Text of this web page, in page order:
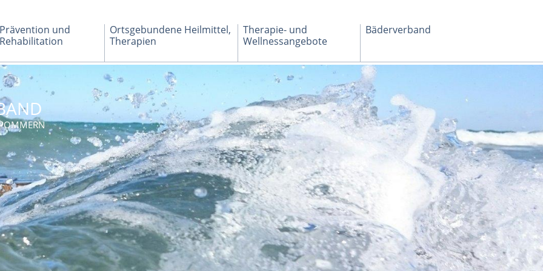
Prävention und
Rehabilitation
Ortsgebundene Heilmittel,
Therapien
Therapie- und
Wellnessangebote
Bäderverband